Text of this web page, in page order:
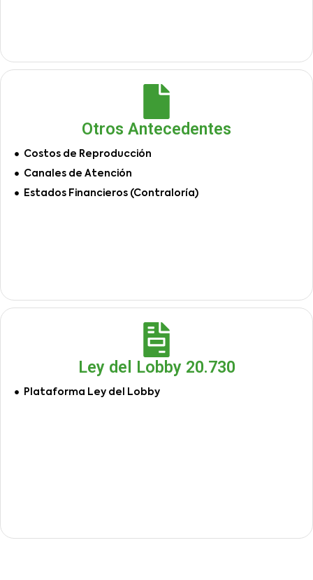
Otros Antecedentes
Costos de Reproducción
Canales de Atención
Estados Financieros (Contraloría)
Ley del Lobby 20.730
Plataforma Ley del Lobby